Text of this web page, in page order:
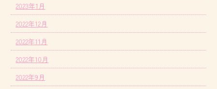
2023年1月
2022年12月
2022年11月
2022年10月
2022年9月